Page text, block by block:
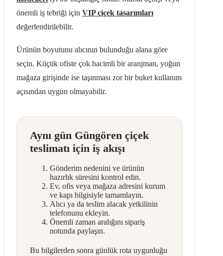
önemli iş tebriği için VIP çiçek tasarımları
değerlendirilebilir.
Ürünün boyutunu alıcının bulunduğu alana göre
seçin. Küçük ofiste çok hacimli bir aranjman, yoğun
mağaza girişinde ise taşınması zor bir buket kullanım
açısından uygun olmayabilir.
Aynı gün Güngören çiçek
teslimatı için iş akışı
Gönderim nedenini ve ürünün
hazırlık süresini kontrol edin.
Ev, ofis veya mağaza adresini kurum
ve kapı bilgisiyle tamamlayın.
Alıcı ya da teslim alacak yetkilinin
telefonunu ekleyin.
Önemli zaman aralığını sipariş
notunda paylaşın.
Bu bilgilerden sonra günlük rota uygunluğu